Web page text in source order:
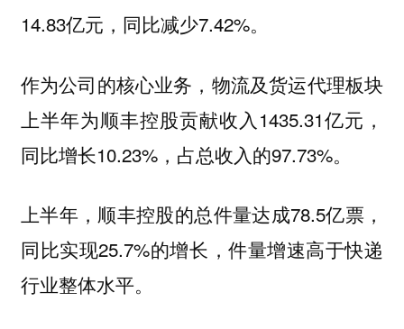
14.83亿元，同比减少7.42%。
作为公司的核心业务，物流及货运代理板块
上半年为顺丰控股贡献收入1435.31亿元，
同比增长10.23%，占总收入的97.73%。
上半年，顺丰控股的总件量达成78.5亿票，
同比实现25.7%的增长，件量增速高于快递
行业整体水平。